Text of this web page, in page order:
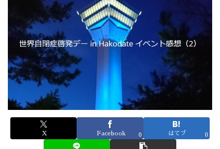
X Facebook 0 はてブ 0